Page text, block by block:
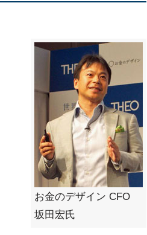
お金のデザイン CFO
坂田宏氏